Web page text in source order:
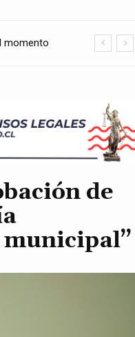
incentivo
de